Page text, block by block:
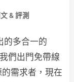
& 評測
的多合一的
們出門免帶線
需求者，現在